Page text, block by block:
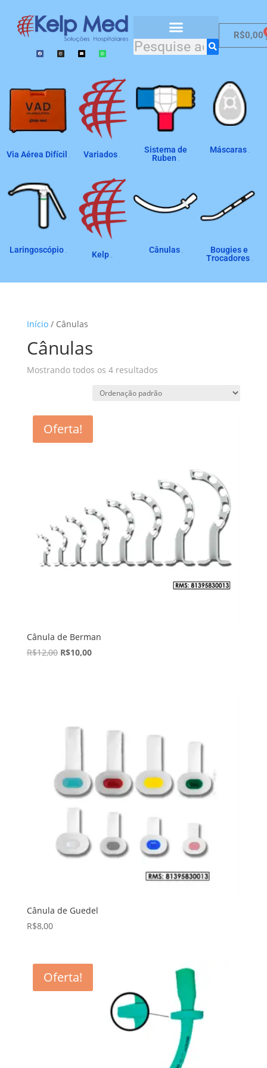
R$0,00
Via Aérea Difícil Variados
Sistema de
Ruben
Máscaras
Laringoscópio Kelp Cânulas
Bougies e
Trocadores
Início/ Cânulas
Cânulas
Mostrando todos os 4 resultados
Oferta!
Cânula de Berman
R$12,00 R$10,00
Cânula de Guedel
R$8,00
Oferta!